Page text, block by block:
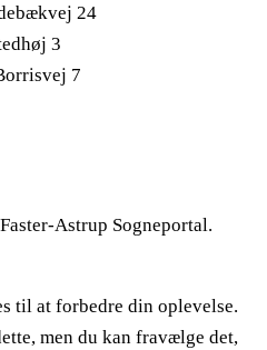
24
3
7
Astrup Sogneportal.
til at forbedre din oplevelse.
men du kan fravælge det,